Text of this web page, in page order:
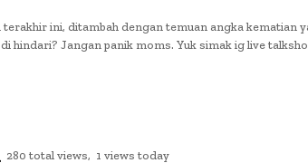
ini, ditambah dengan temuan angka kematian
hindari? Jangan panik moms. Yuk simak ig live
280 total views, 1 views today